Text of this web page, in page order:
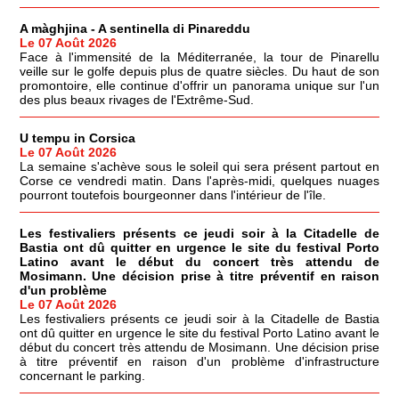
A màghjina - A sentinella di Pinareddu
Le 07 Août 2026
Face à l'immensité de la Méditerranée, la tour de Pinarellu
veille sur le golfe depuis plus de quatre siècles. Du haut de son
promontoire, elle continue d'offrir un panorama unique sur l'un
des plus beaux rivages de l'Extrême-Sud.
U tempu in Corsica
Le 07 Août 2026
La semaine s'achève sous le soleil qui sera présent partout en
Corse ce vendredi matin. Dans l'après-midi, quelques nuages
pourront toutefois bourgeonner dans l'intérieur de l'île.
Les festivaliers présents ce jeudi soir à la Citadelle de
Bastia ont dû quitter en urgence le site du festival Porto
Latino avant le début du concert très attendu de
Mosimann. Une décision prise à titre préventif en raison
d'un problème
Le 07 Août 2026
Les festivaliers présents ce jeudi soir à la Citadelle de Bastia
ont dû quitter en urgence le site du festival Porto Latino avant le
début du concert très attendu de Mosimann. Une décision prise
à titre préventif en raison d'un problème d'infrastructure
concernant le parking.